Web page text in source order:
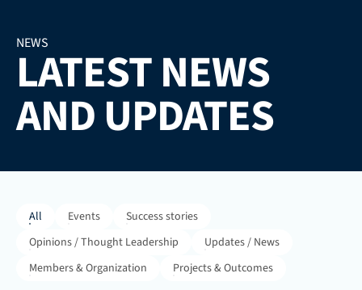
NEWS
LATEST NEWS
AND UPDATES
All Events
Success stories
Opinions / Thought Leadership
Updates / News
Members & Organization
Projects & Outcomes